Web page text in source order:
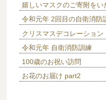
嬉しいマスクのご寄附をい
令和元年 2回目の自衛消防
クリスマスデコレーション
令和元年 自衛消防訓練
100歳のお祝い訪問
お花のお届け part2